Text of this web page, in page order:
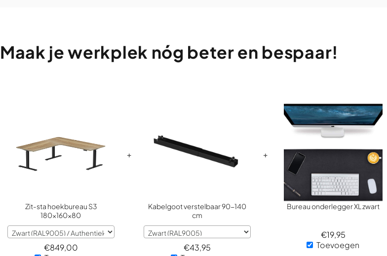
Maak jewerkplek nóg beteren bespaar!
Zit-sta hoekbureau S3
180x160x80
€849,00
+
Kabelgoot verstelbaar 90-140
cm
€43,95
+
Bureau onderlegger XL zwart
€19,95
Toevoegen